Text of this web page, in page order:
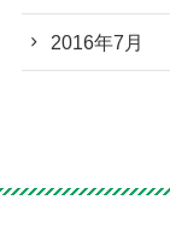
2016年7月